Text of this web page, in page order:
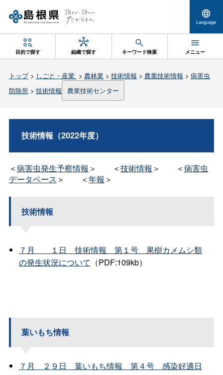
Language
目的で探す 組織で探す キーワード検索 メニュー
トップ> しごと・産業 > 農林業> 技術情報 > 農業技術情報 > 病害虫
防除所> 技術情報 農業技術センター
技術情報（2022年度）
＜病害虫発生予察情報 ＞ ＜技術情報 ＞ ＜病害虫
データベース ＞ ＜年報 ＞
技術情報
７ 月 １ 日 技術情報 第１号 果樹カメムシ類
の発生状況について （PDF:109kb）
葉いもち情報
７ 月 ２９ 日 葉いもち情報 第４号 感染好適日